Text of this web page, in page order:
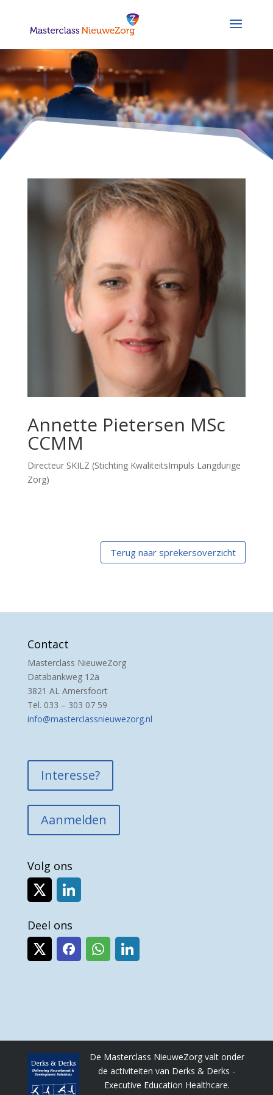
Annette Pietersen MSc
CCMM
Directeur SKILZ (Stichting KwaliteitsImpuls Langdurige
Zorg)
Terug naar sprekersoverzicht
Contact
Masterclass NieuweZorg
Databankweg 12a
3821 AL Amersfoort
Tel. 033 – 303 07 59
info@masterclassnieuwezorg.nl
Interesse?
Aanmelden
Volg ons
Deel ons
De Masterclass NieuweZorg valt onder
de activiteiten van Derks & Derks -
Executive Education Healthcare.